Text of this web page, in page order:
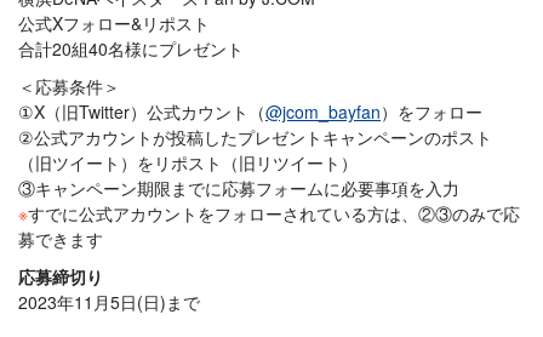
公式Xフォロー&リポスト
合計20組40名様にプレゼント
＜応募条件＞
①X（旧Twitter）公式カウント（@jcom_bayfan）をフォロー
②公式アカウントが投稿したプレゼントキャンペーンのポスト
（旧ツイート）をリポスト（旧リツイート）
③キャンペーン期限までに応募フォームに必要事項を入力
※すでに公式アカウントをフォローされている方は、②③のみで応
募できます
応募締切り
2023年11月5日(日)まで